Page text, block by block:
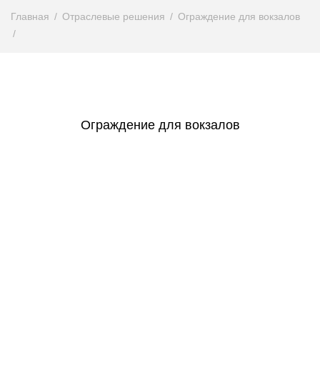
Главная Отраслевые решения Ограждение для вокзалов
Ограждение для вокзалов